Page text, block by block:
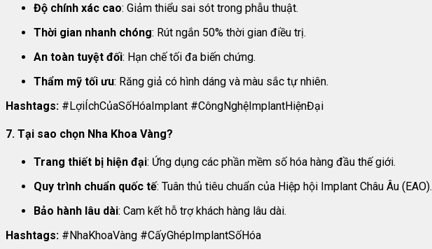
Độ chính xác cao: Giảm thiểu sai sót trong phẫu thuật.
Thời gian nhanh chóng: Rút ngắn 50% thời gian điều trị.
An toàn tuyệt đối: Hạn chế tối đa biến chứng.
Thẩm mỹ tối ưu: Răng giả có hình dáng và màu sắc tự nhiên.
Hashtags: #LợiÍchCủaSốHóaImplant #CôngNghệImplantHiệnĐại
7. Tại sao chọn Nha Khoa Vàng?
Trang thiết bị hiện đại: Ứng dụng các phần mềm số hóa hàng đầu thế giới.
Quy trình chuẩn quốc tế: Tuân thủ tiêu chuẩn của Hiệp hội Implant Châu Âu (EAO).
Bảo hành lâu dài: Cam kết hỗ trợ khách hàng lâu dài.
Hashtags: #NhaKhoaVàng #CấyGhépImplantSốHóa